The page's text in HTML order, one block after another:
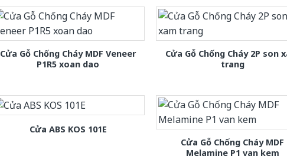
Cửa Gỗ Chống Cháy MDF Veneer
P1R5 xoan dao
Cửa Gỗ Chống Cháy 2P son
trang
Cửa ABS KOS 101E
Cửa Gỗ Chống Cháy MDF
Melamine P1 van kem